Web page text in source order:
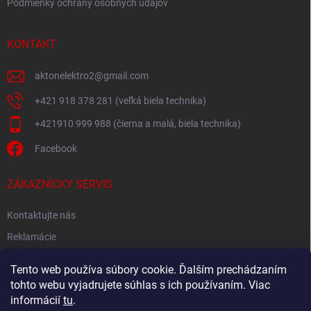
Tento web používa súbory cookie. Ďalším prechádzaním
tohto webu vyjadrujete súhlas s ich používaním. Viac
informácií tu.
Podmienky ochrany osobných údajov
KONTAKT
aktonelektro2@gmail.com
+421 918 378 281 (veľká biela technika)
+421910 999 988 (čierna a malá, biela technika)
Facebook
ZÁKAZNÍCKY SERVIS
Kontaktujte nás
Reklamácie